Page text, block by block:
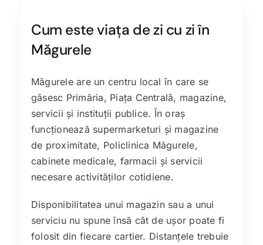
Cum este viața de zi cu zi în
Măgurele
Măgurele are un centru local în care se
găsesc Primăria, Piața Centrală, magazine,
servicii și instituții publice. În oraș
funcționează supermarketuri și magazine
de proximitate, Policlinica Măgurele,
cabinete medicale, farmacii și servicii
necesare activităților cotidiene.
Disponibilitatea unui magazin sau a unui
serviciu nu spune însă cât de ușor poate fi
folosit din fiecare cartier. Distanțele trebuie